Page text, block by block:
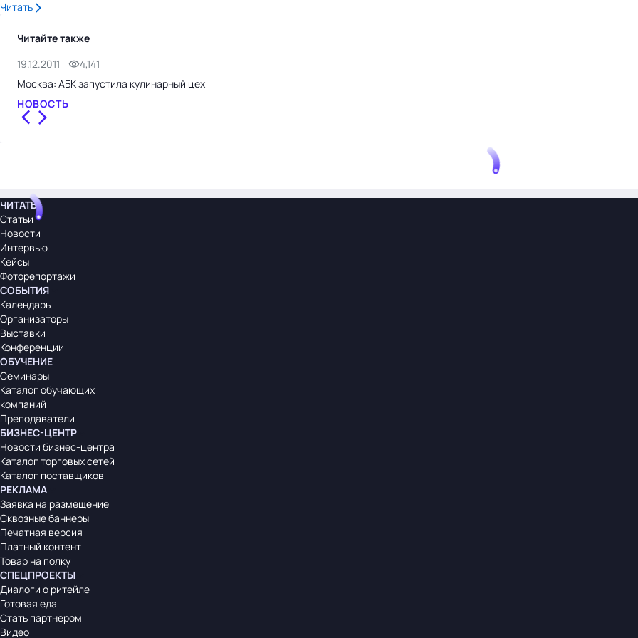
Читать
Читайте также
19.12.2011
4,141
Москва: АБК запустила кулинарный цех
НОВОСТЬ
ЧИТАТЬ
Статьи
Новости
Интервью
Кейсы
Фоторепортажи
СОБЫТИЯ
Календарь
Организаторы
Выставки
Конференции
ОБУЧЕНИЕ
Семинары
Каталог обучающих
компаний
Преподаватели
БИЗНЕС-ЦЕНТР
Новости бизнес-центра
Каталог торговых сетей
Каталог поставщиков
РЕКЛАМА
Заявка на размещение
Сквозные баннеры
Печатная версия
Платный контент
Товар на полку
СПЕЦПРОЕКТЫ
Диалоги о ритейле
Готовая еда
Стать партнером
Видео